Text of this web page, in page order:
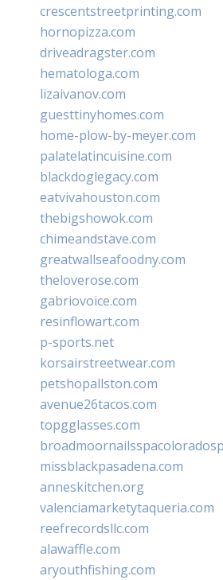
crescentstreetprinting.com
hornopizza.com
driveadragster.com
hematologa.com
lizaivanov.com
guesttinyhomes.com
home-plow-by-meyer.com
palatelatincuisine.com
blackdoglegacy.com
eatvivahouston.com
thebigshowok.com
chimeandstave.com
greatwallseafoodny.com
theloverose.com
gabriovoice.com
resinflowart.com
p-sports.net
korsairstreetwear.com
petshopallston.com
avenue26tacos.com
topgglasses.com
missblackpasadena.com
anneskitchen.org
valenciamarketytaqueria.com
reefrecordsllc.com
alawaffle.com
aryouthfishing.com